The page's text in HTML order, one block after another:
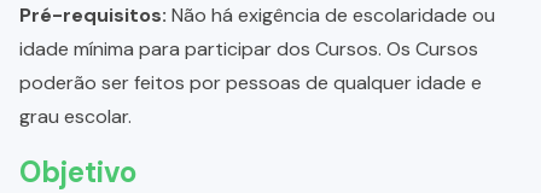
Pré-requisitos: Não há exigência de escolaridade ou
idade mínima para participar dos Cursos. Os Cursos
poderão ser feitos por pessoas de qualquer idade e
grau escolar.
Objetivo